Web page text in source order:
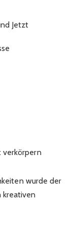
Jetzt
verkörpern
wurde der
kreativen